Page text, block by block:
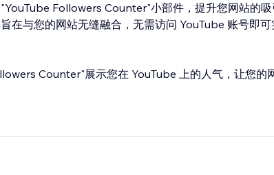
Followers Counter"小部件，提升您网站的
在与您的网站无缝融合，无需访问 YouTube 账号即
Counter"展示您在 YouTube 上的人气，让您的